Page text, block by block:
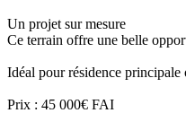
Un projet sur mesure
Ce terrain offre une belle
Idéal pour résidence
Prix : 45 000€ FAI